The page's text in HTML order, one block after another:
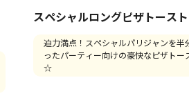
スペシャルロングピザトースト
迫力満点！スペシャルパリジャンを半
ったパーティー向けの豪快なピザトー
☆